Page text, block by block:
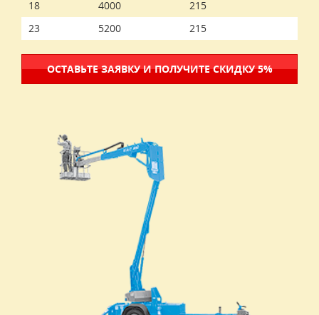
18
4000
215
23
5200 215
ОСТАВЬТЕ ЗАЯВКУ И ПОЛУЧИТЕ СКИДКУ 5%